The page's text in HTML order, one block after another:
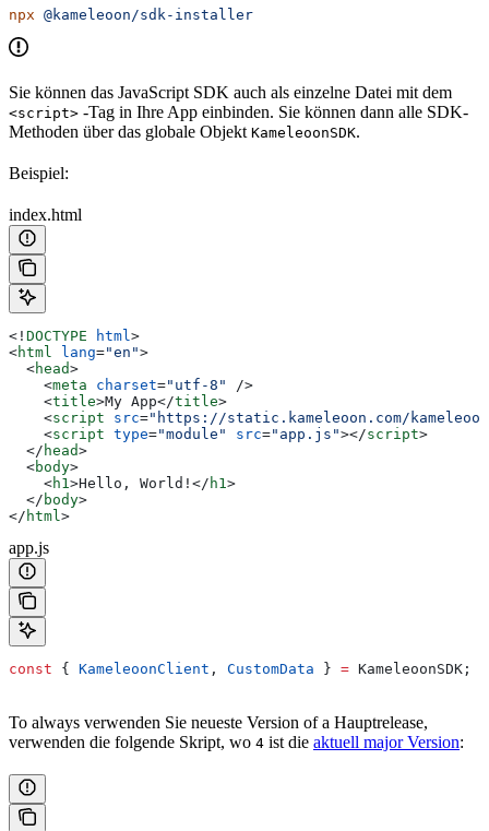
npx @kameleoon/sdk-installer
Sie können das JavaScript SDK auch als einzelne Datei mit dem
<script> -Tag in Ihre App einbinden. Sie können dann alle SDK-
Methoden über das globale Objekt KameleoonSDK.
Beispiel:
index.html
<! DOCTYPE html >
<html lang="en">
  <
head>
    <
meta charset="utf-8"
/>
    <
title>My App</title>
    <
script src="https://static.kameleoon.com/
    <
script type="module" src="app.js"></script>
  </
head>
  <
body>
    <
h1 >Hello, World! </ h1 >
  </
body>
</ html >
app.js
const { KameleoonClient , CustomData } = KameleoonSDK ;
To always verwenden Sie neueste Version of a Hauptrelease,
verwenden die folgende Skript, wo 4 ist die aktuell major Version: